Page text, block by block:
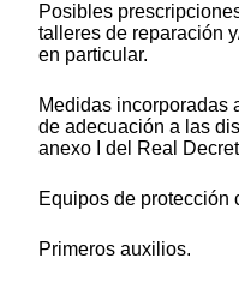
Posibles
talleres de reparación
en particular.
Medidas incorporadas
de adecuación a las
anexo I del Real
Equipos de protección
Primeros auxilios.